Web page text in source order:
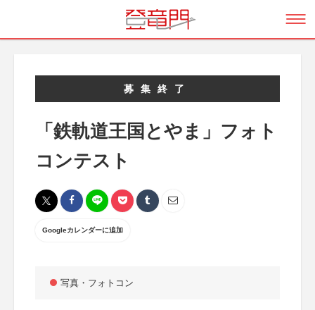
募集終了
「鉄軌道王国とやま」フォト
コンテスト
Googleカレンダーに追加
写真・フォトコン